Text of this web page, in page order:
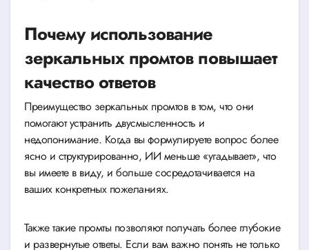
Почему использование
зеркальных промтов повышает
качество ответов
Преимущество зеркальных промтов в том, что они
помогают устранить двусмысленность и
недопонимание. Когда вы формулируете вопрос более
ясно и структурированно, ИИ меньше «угадывает», что
вы имеете в виду, и больше сосредотачивается на
ваших конкретных пожеланиях.
Также такие промты позволяют получать более глубокие
и развернутые ответы. Если вам важно понять не только